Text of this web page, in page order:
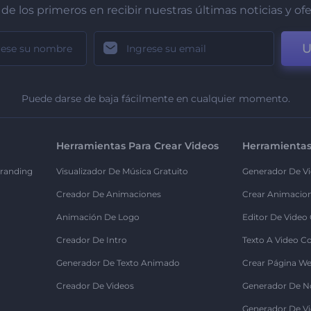
de los primeros en recibir nuestras últimas noticias y
Puede darse de baja fácilmente en cualquier momento.
Herramientas Para Crear Videos
Visualizador De Música Gratuito
Creador De Animaciones
Animación De Logo
Creador De Intro
Generador De Texto Animado
Creador De Videos
Generador De
Crear
Editor De Video
Texto A Video
Crear Página
Generador De
Generador De